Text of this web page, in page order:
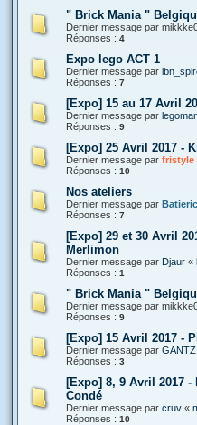
" Brick Mania "
Dernier message par
Réponses : 4
Expo lego ACT 1
Dernier message par
Réponses : 7
[Expo] 15 au 17 Avril
Dernier message par
Réponses : 9
[Expo] 25 Avril 2017 -
Dernier message par fristyle
Réponses : 10
Nos ateliers
Dernier message par Batieric
Réponses : 7
[Expo] 29 et 30 Avril
Merlimon
Dernier message par Djaur «
Réponses : 1
" Brick Mania "
Dernier message par
Réponses : 9
[Expo] 15 Avril 2017 -
Dernier message par GANTZ
Réponses : 3
[Expo] 8, 9 Avril 2017
Condé
Dernier message par cruv «
Réponses : 10